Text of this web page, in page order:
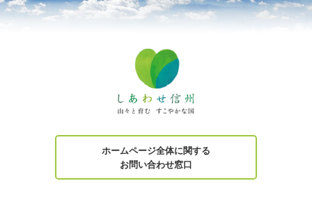
ホームページ全体に関する
お問い合わせ窓口